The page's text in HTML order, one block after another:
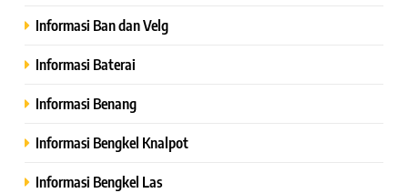
Informasi Ban dan Velg
Informasi Baterai
Informasi Benang
Informasi Bengkel Knalpot
Informasi Bengkel Las